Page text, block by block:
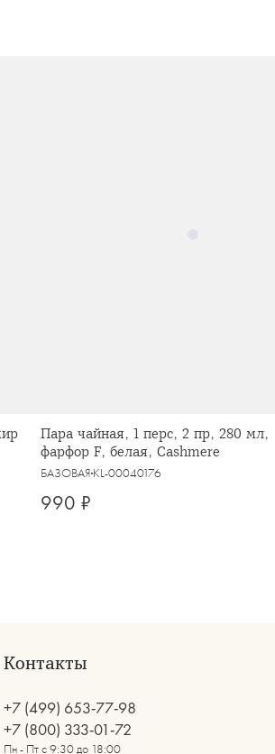
Пара чайная, 1 перс, 2 пр, 280 мл,
фарфор F, белая, Cashmere
БАЗОВАЯ KL-00040176
990 ₽
Контакты
+7 (499) 653-77-98
+7 (800) 333-01-72
Пн - Пт с 9:30 до 18:00